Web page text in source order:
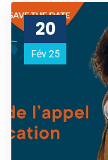
20
Fév 25